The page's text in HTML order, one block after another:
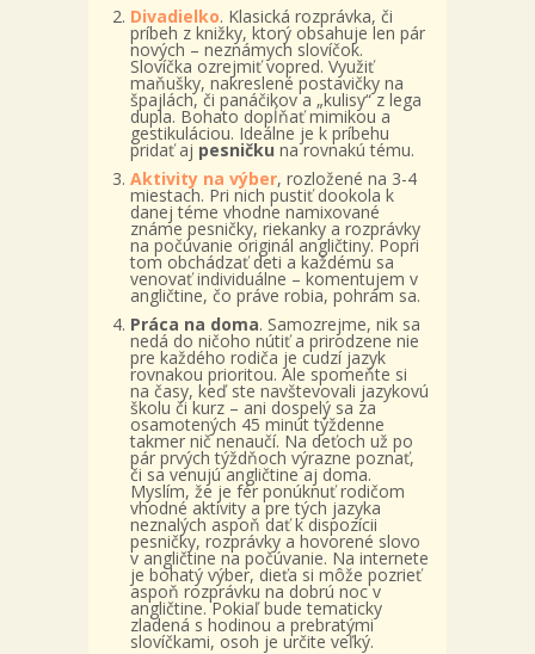
Divadielko. Klasická rozprávka, či
príbeh z knižky, ktorý obsahuje len pár
nových – neznámych slovíčok.
Slovíčka ozrejmiť vopred. Využiť
maňušky, nakreslené postavičky na
špajlách, či panáčikov a „kulisy“ z lega
dupla. Bohato dopĺňať mimikou a
gestikuláciou. Ideálne je k príbehu
pridať aj pesničku na rovnakú tému.
Aktivity na výber, rozložené na 3-4
miestach. Pri nich pustiť dookola k
danej téme vhodne namixované
známe pesničky, riekanky a rozprávky
na počúvanie originál angličtiny. Popri
tom obchádzať deti a každému sa
venovať individuálne – komentujem v
angličtine, čo práve robia, pohrám sa.
Práca na doma. Samozrejme, nik sa
nedá do ničoho nútiť a prirodzene nie
pre každého rodiča je cudzí jazyk
rovnakou prioritou. Ale spomeňte si
na časy, keď ste navštevovali jazykovú
školu či kurz – ani dospelý sa za
osamotených 45 minút týždenne
takmer nič nenaučí. Na deťoch už po
pár prvých týždňoch výrazne poznať,
či sa venujú angličtine aj doma.
Myslím, že je fér ponúknuť rodičom
vhodné aktivity a pre tých jazyka
neznalých aspoň dať k dispozícii
pesničky, rozprávky a hovorené slovo
v angličtine na počúvanie. Na internete
je bohatý výber, dieťa si môže pozrieť
aspoň rozprávku na dobrú noc v
angličtine. Pokiaľ bude tematicky
zladená s hodinou a prebratými
slovíčkami, osoh je určite veľký.